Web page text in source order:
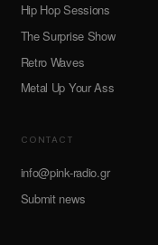
Hip Hop Sessions
The Surprise Show
Retro Waves
Metal Up Your Ass
CONTACT
info@pink-radio.gr
Submit news